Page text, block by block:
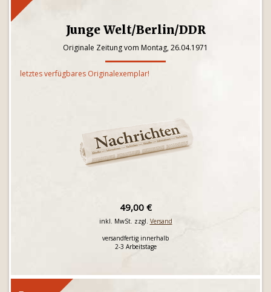
Junge Welt/Berlin/DDR
Originale Zeitung vom Montag, 26.04.1971
letztes verfügbares Originalexemplar!
49,00 €
inkl. MwSt. zzgl. Versand
versandfertig innerhalb
2-3 Arbeitstage